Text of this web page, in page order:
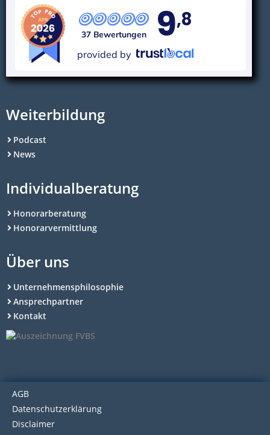
37 Bewertungen 9,8
provided by
Weiterbildung
Podcast
News
Individualberatung
Honorarberatung
Honorarvermittlung
Über uns
Unternehmensphilosophie
Ansprechpartner
Kontakt
AGB
Datenschutzerklärung
Disclaimer